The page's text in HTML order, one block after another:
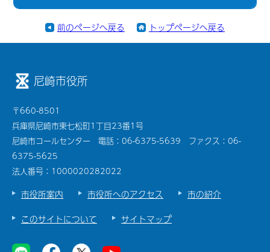
前のページへ戻る トップページへ戻る
尼崎市役所
〒660-8501
兵庫県尼崎市東七松町1丁目23番1号
尼崎市コールセンター 電話：06-6375-5639 ファクス：06-
6375-5625
法人番号：1000020282022
市役所案内 市役所へのアクセス
市の紹介
このサイトについて
サイトマップ